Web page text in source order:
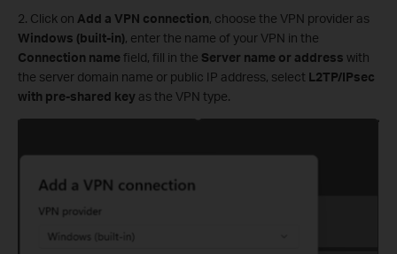
2. Click on Add a VPN connection, choose the VPN provider as
Windows (built-in), enter the name of your VPN in the
Connection name field, fill in the Server name or address with
the server domain name or public IP address, select L2TP/IPsec
with pre-shared key as the VPN type.